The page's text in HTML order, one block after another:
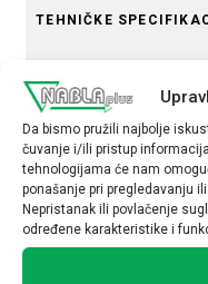
Da bismo pružili najbolje
čuvanje i/ili pristup
tehnologijama će nam
ponašanje pri pregledavanju
Nepristanak ili povlačenje
određene karakteristike i
TEHNIČKE
Tip uređaja
Okvir
Povezani